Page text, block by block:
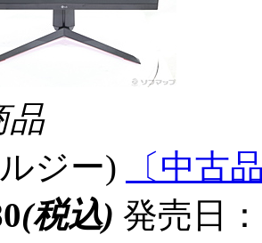
品
ジー)
〔中古
(税込) 発売日